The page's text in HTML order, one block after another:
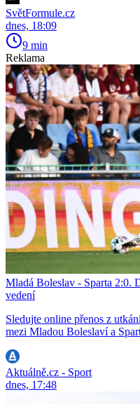
SvětFormule.cz
dnes, 18:09
9 min
Reklama
Mladá Boleslav - Sparta 2:0.
vedení
Sledujte online přenos z
mezi Mladou Boleslaví a
Aktuálně.cz - Sport
dnes, 17:48